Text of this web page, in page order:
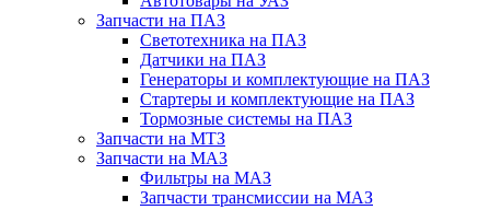
Запчасти на ПАЗ
Светотехника на ПАЗ
Датчики на ПАЗ
Генераторы и комплектующие на ПАЗ
Стартеры и комплектующие на ПАЗ
Тормозные системы на ПАЗ
Запчасти на МТЗ
Запчасти на МАЗ
Фильтры на МАЗ
Запчасти трансмиссии на МАЗ